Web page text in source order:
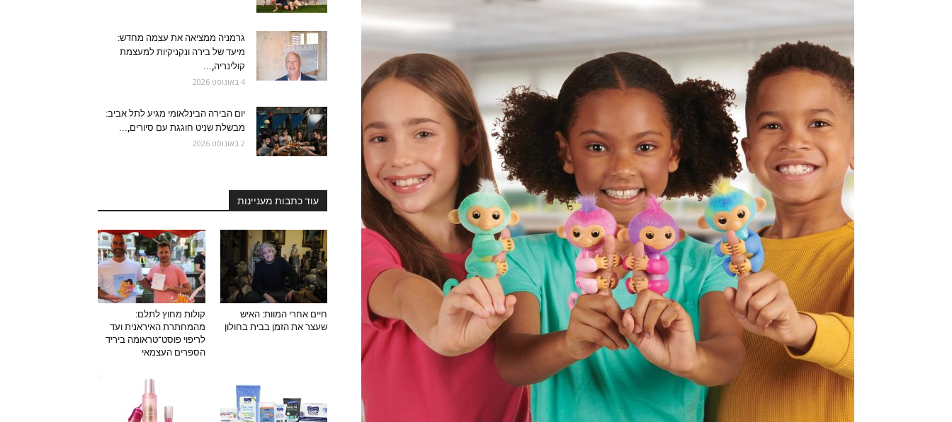
גרמניה ממציאה את עצמה מחדש:
מיעד של בירה ונקניקיות למעצמת
קולינריה,...
4 באוגוסט 2026
יום הבירה הבינלאומי מגיע לתל אביב:
מבשלת שניט חוגגת עם סיורים,...
2 באוגוסט 2026
עוד כתבות מעניינות
חיים אחרי המוות: האיש
שעצר את הזמן בבית בחולון
קולות מחוץ לתלם:
מהמחתרת האיראנית ועד
לריפוי פוסט־טראומה ביריד
הספרים העצמאי